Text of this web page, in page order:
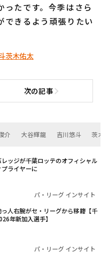
ったです。今季はさら
できるよう頑張りたい
茨木佑太
次の記事次の記事へ
介 大谷輝龍 吉川悠斗 茨木
ッジが千葉ロッテのオフィシャル
プライヤーに
パ・リーグ インサイト
人右腕がセ・リーグから移籍【千
年新加入選手】
パ・リーグ インサイト